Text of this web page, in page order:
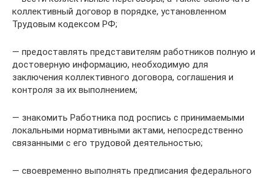
коллективный договор в порядке, установленном
Трудовым кодексом РФ;
— предоставлять представителям работников полную и
достоверную информацию, необходимую для
заключения коллективного договора, соглашения и
контроля за их выполнением;
— знакомить Работника под роспись с принимаемыми
локальными нормативными актами, непосредственно
связанными с его трудовой деятельностью;
— своевременно выполнять предписания федерального